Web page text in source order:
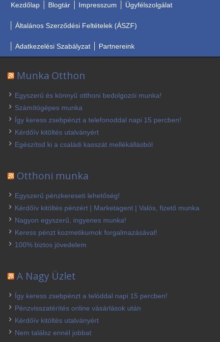
Kezdőlap Blogtár Impresszum Ügyfélszolgálat
Általános Szerződési Feltételek (ÁSZF)
Adatkezelési Szabályzat Partnereink
Munka Otthon
Egyszerű és könnyű otthoni bedolgozói munka!
Számítógépes munka
Így keress zsebpénzt a telefonoddal napi 15 percben!
Kérdőív kitöltés utalványért
Egészítsd ki a családi kasszát mellékállásból
Otthoni munka
Egyszerű pénzkereseti lehetőség!
Kérdőív kitöltés pénzért | Marketagent | Valós, fizető munka
Nagyon egyszerű, ingyenes munka!
Keress pénzt kozmetikumok forgalmazásával!
100% biztos jövedelem
A Nagy Üzlet
Így keress zsebpénzt a telóddal napi 15 percben!
Pénzvisszatérítés online vásárlások után
Kérdőív kitöltés utalványért
Nem találsz ennél jobbat